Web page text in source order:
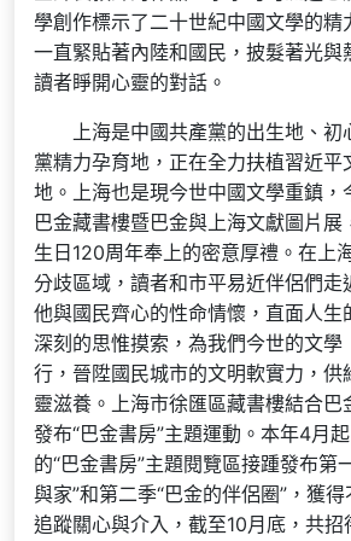
學創作標示了二十世紀中國文學的精
一直緊貼著內陸和國民，披髮著光與
讀者睜開心靈的對話。
上海是中國共產黨的出生地、初
黨精力孕育地，正在全力扶植習近平
地。上海也是現今世中國文學重鎮，
巴金藏書樓暨巴金與上海文獻圖片展
生日120周年奉上的密意厚禮。在上
分歧區域，讀者和市平易近伴侶們走
他與國民齊心的性命情懷，直面人生
深刻的思惟摸索，為我們今世的文學
行，晉陞國民城市的文明軟實力，供
靈滋養。上海市徐匯區藏書樓結合巴
發布“巴金書房”主題運動。本年4月
的“巴金書房”主題閱覽區接踵發布第
與家”和第二季“巴金的伴侶圈”，獲
追蹤關心與介入，截至10月底，共招